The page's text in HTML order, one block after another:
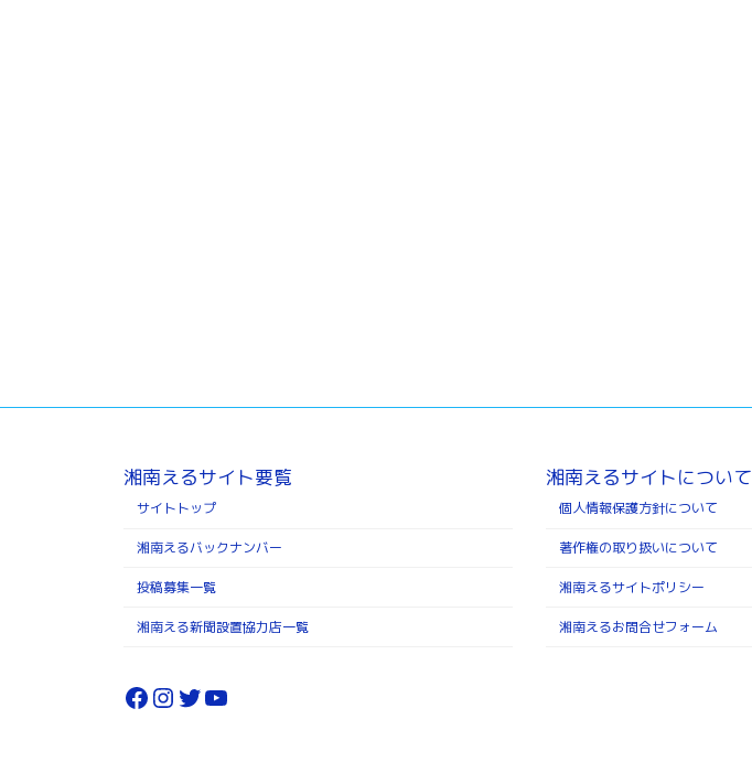
湘南えるサイト要覧
サイトトップ
湘南えるバックナンバー
投稿募集一覧
湘南える新聞設置協力店一覧
Facebook
Instagram
Twitter
YouTube
湘南えるサイトについて
個人情報保護方針について
著作権の取り扱いについて
湘南えるサイトポリシー
湘南えるお問合せフォーム